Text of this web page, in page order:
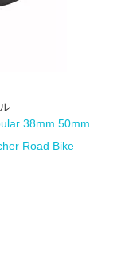
38mm 50mm
Road Bike